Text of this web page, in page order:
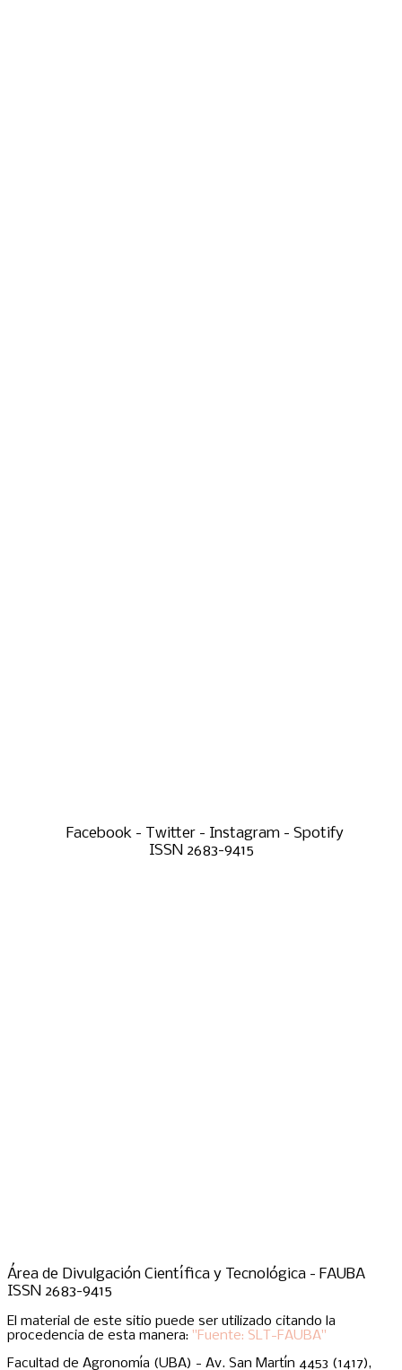
Facebook - Twitter - Instagram - Spotify
ISSN 2683-9415
Área de Divulgación Científica y Tecnológica - FAUBA
ISSN 2683-9415
El material de este sitio puede ser utilizado citando la
procedencia de esta manera: "Fuente: SLT-FAUBA"
Facultad de Agronomía (UBA) - Av. San Martín 4453 (1417),